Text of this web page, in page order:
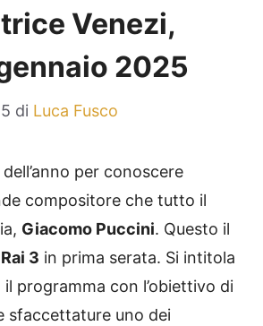
Venezi,
2025
di Luca Fusco
per conoscere
compositore che tutto il
Giacomo Puccini. Questo il
Rai 3 in prima serata. Si intitola
il programma con l’obiettivo di
sfaccettature uno dei